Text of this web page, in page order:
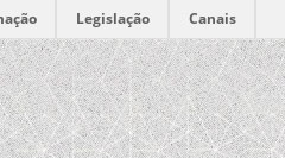
Legislação Canais